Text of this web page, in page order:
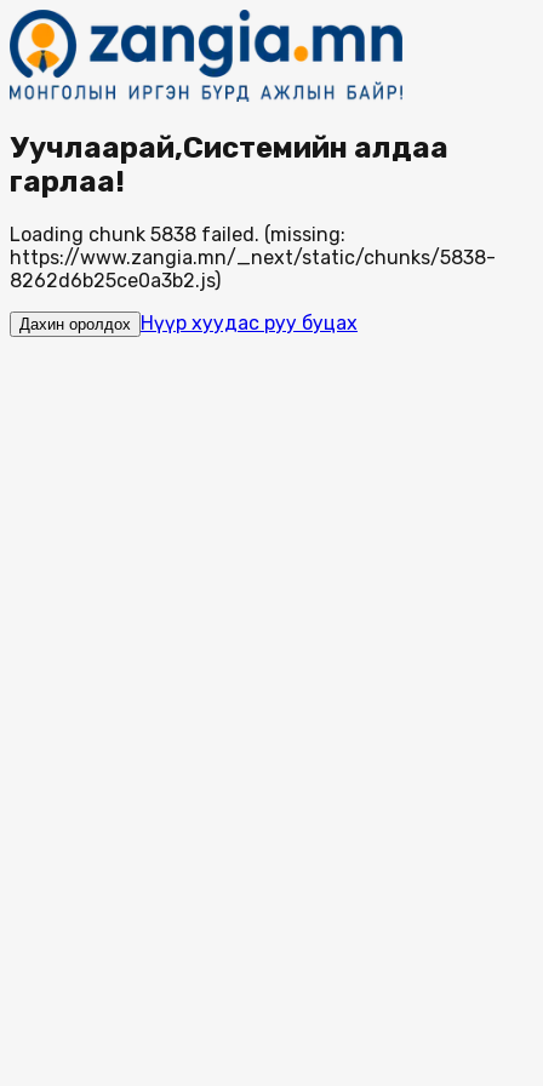
Уучлаарай,Системийн алдаа
гарлаа!
Loading chunk 5838 failed. (missing:
https://www.zangia.mn/_next/static/chunks/5838-
8262d6b25ce0a3b2.js)
Дахин оролдох Нүүр хуудас руу буцах